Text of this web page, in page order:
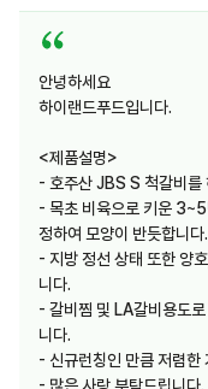
안녕하세요
하이랜드푸드입니다.
<제품설명>
- 호주산 JBS S 척갈비를
- 목초 비육으로 키운 3~5
정하여 모양이 반듯합니다.
- 지방 정선 상태 또한 양
니다.
- 갈비찜 및 LA갈비용도
니다.
- 신규런칭인 만큼 저렴한